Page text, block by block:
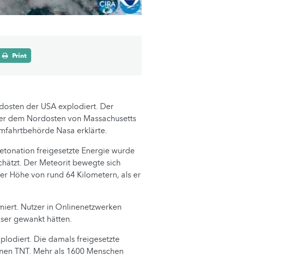
Print
der USA explodiert. Der
dem Nordosten von Massachusetts
Nasa erklärte.
freigesetzte Energie wurde
Der Meteorit bewegte sich
Höhe von rund 64 Kilometern, als er
Nutzer in Onlinenetzwerken
gewankt hätten.
Die damals freigesetzte
TNT. Mehr als 1600 Menschen